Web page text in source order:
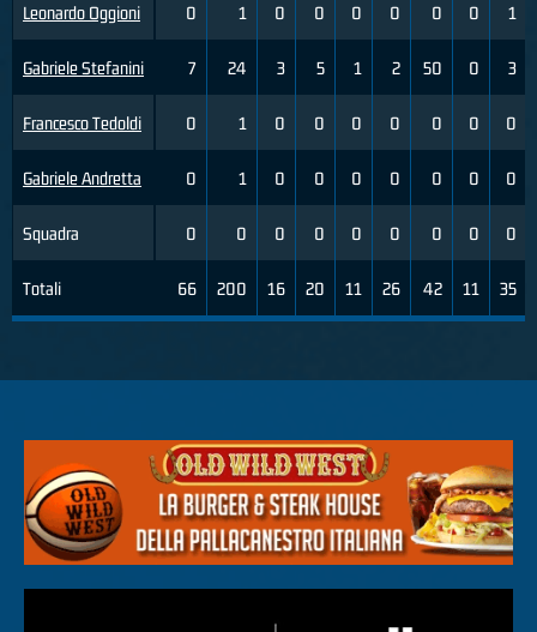
Leonardo Oggioni
Gabriele Stefanini
Francesco Tedoldi
Gabriele Andretta
Squadra
Totali
0 1 0 0 0 0 0 0 1
7 24 3 5 1 2 50 0 3
0 1 0 0 0 0 0 0 0
0 1 0 0 0 0 0 0 0
0 0 0 0 0 0 0 0 0
66 200 16 20 11 26 42 11 35